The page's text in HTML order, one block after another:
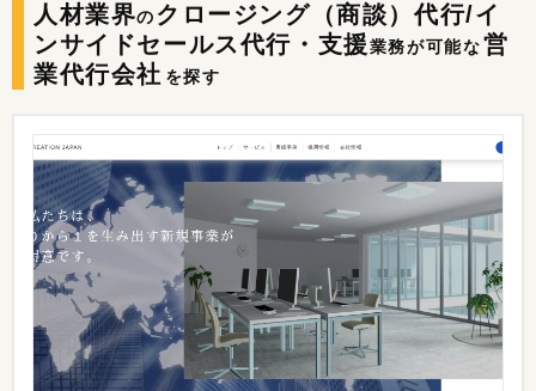
人材業界のクロージング（商談）代行/イ
ンサイドセールス代行・支援業務が可能な営
業代行会社 を探す